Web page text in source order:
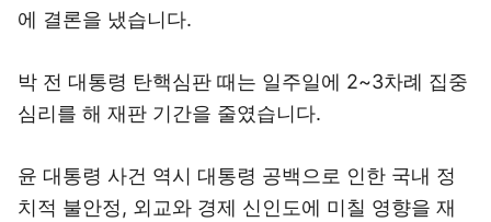
에 결론을 냈습니다.
박 전 대통령 탄핵심판 때는 일주일에 2~3차례 집중
심리를 해 재판 기간을 줄였습니다.
윤 대통령 사건 역시 대통령 공백으로 인한 국내 정
치적 불안정, 외교와 경제 신인도에 미칠 영향을 재